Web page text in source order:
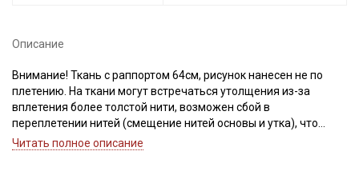
Описание
Внимание! Ткань с раппортом 64см, рисунок нанесен не по
плетению. На ткани могут встречаться утолщения из-за
вплетения более толстой нити, возможен сбой в
переплетении нитей (смещение нитей основы и утка), что
ведет местами к разряженности или утолщению нитей,
Читать полное описание